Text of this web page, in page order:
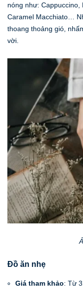
nóng như: Cappuccino,
Caramel Macchiato…
thoang thoảng gió,
vời.
Đồ ăn nhẹ
Giá tham khảo: Từ